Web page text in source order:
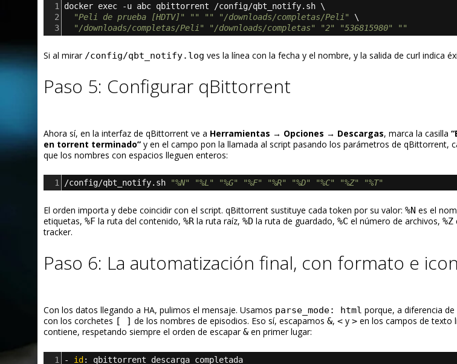
1
docker exec -u abc qbittorrent /config/qbt_notify.sh \
2
"Peli de prueba [HDTV]" "" "" "/downloads/completas/Peli"
\
3
"/downloads/completas/Peli" "/downloads/completas" "2" "536815980" ""
Si al mirar /config/qbt_notify.log ves la línea con la fecha y el nombre, y la salida de curl indica
Paso 5: Configurar qBittorrent
Ahora sí, en la interfaz de qBittorrent ve a Herramientas → Opciones → Descargas, marca la casilla
en torrent terminado” y en el campo pon la llamada al script pasando los parámetros de qBittorrent,
que los nombres con espacios lleguen enteros:
1 /config/qbt_notify.sh "%N" "%L" "%G" "%F" "%R" "%D" "%C" "%Z" "%T"
El orden importa y debe coincidir con el script. qBittorrent sustituye cada token por su valor: %N es el
etiquetas, %F la ruta del contenido, %R la ruta raíz, %D la ruta de guardado, %C el número de archivos, %Z
tracker.
Paso 6: La automatización final, con formato e
Con los datos llegando a HA, pulimos el mensaje. Usamos parse_mode: html porque, a diferencia
con los corchetes [ ] de los nombres de episodios. Eso sí, escapamos &, < y > en los campos de texto
contiene, respetando siempre el orden de escapar& en primer lugar:
1 - id : qbittorrent_descarga_completada